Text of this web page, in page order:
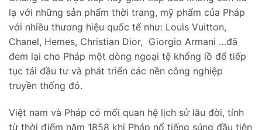
lạ với những sản phẩm thời trang, mỹ phẩm của Pháp
với nhiều thương hiệu quốc tế như: Louis Vuitton,
Chanel, Hemes, Christian Dior, Giorgio Armani …đã
đem lại cho Pháp một dòng ngoại tệ khổng lồ để tiếp
tục tái đầu tư và phát triển các nền công nghiệp
truyền thống đó.
Việt nam và Pháp có mối quan hệ lịch sử lâu đời, tính
từ thời điểm năm 1858 khi Pháp nổ tiếng súng đầu tiên